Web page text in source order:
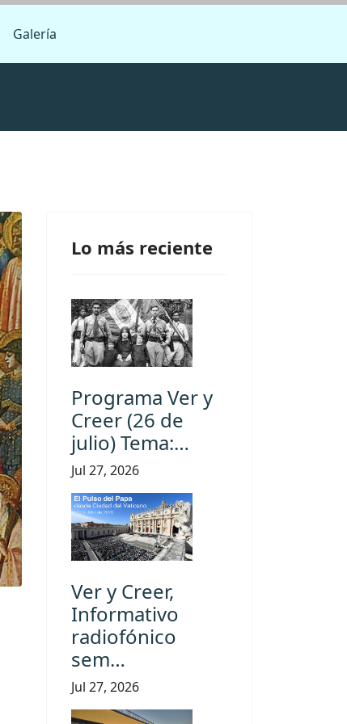
Galería
Lo más reciente
Programa Ver y
Creer (26 de
julio) Tema:…
Jul 27, 2026
Ver y Creer,
Informativo
radiofónico
sem…
Jul 27, 2026